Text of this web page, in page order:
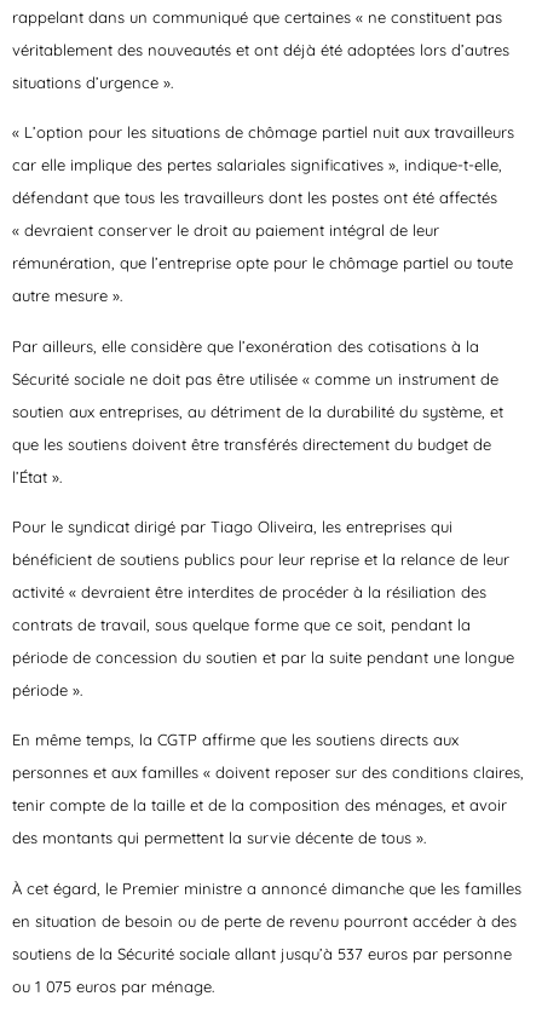
rappelant dans un communiqué que certaines « ne constituent pas
véritablement des nouveautés et ont déjà été adoptées lors d’autres
situations d’urgence ».
« L’option pour les situations de chômage partiel nuit aux travailleurs
car elle implique des pertes salariales significatives », indique-t-elle,
défendant que tous les travailleurs dont les postes ont été affectés
« devraient conserver le droit au paiement intégral de leur
rémunération, que l’entreprise opte pour le chômage partiel ou toute
autre mesure ».
Par ailleurs, elle considère que l’exonération des cotisations à la
Sécurité sociale ne doit pas être utilisée « comme un instrument de
soutien aux entreprises, au détriment de la durabilité du système, et
que les soutiens doivent être transférés directement du budget de
l’État ».
Pour le syndicat dirigé par Tiago Oliveira, les entreprises qui
bénéficient de soutiens publics pour leur reprise et la relance de leur
activité « devraient être interdites de procéder à la résiliation des
contrats de travail, sous quelque forme que ce soit, pendant la
période de concession du soutien et par la suite pendant une longue
période ».
En même temps, la CGTP affirme que les soutiens directs aux
personnes et aux familles « doivent reposer sur des conditions claires,
tenir compte de la taille et de la composition des ménages, et avoir
des montants qui permettent la survie décente de tous ».
À cet égard, le Premier ministre a annoncé dimanche que les familles
en situation de besoin ou de perte de revenu pourront accéder à des
soutiens de la Sécurité sociale allant jusqu’à 537 euros par personne
ou 1 075 euros par ménage.